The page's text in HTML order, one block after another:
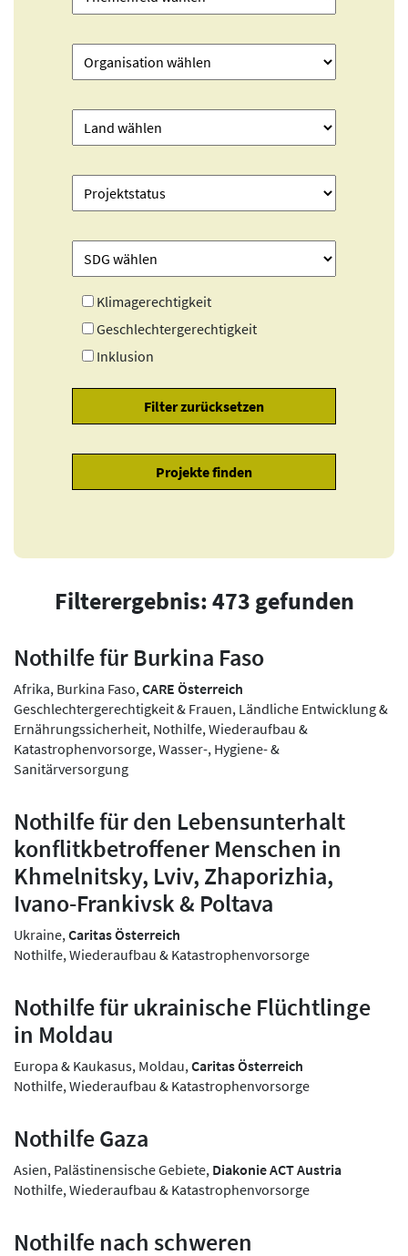
Klimagerechtigkeit
Geschlechtergerechtigkeit
Inklusion
Filterergebnis: 473 gefunden
Nothilfe für Burkina Faso
Afrika, Burkina Faso, CARE Österreich
Geschlechtergerechtigkeit & Frauen, Ländliche Entwicklung &
Ernährungssicherheit, Nothilfe, Wiederaufbau &
Katastrophenvorsorge, Wasser-, Hygiene- &
Sanitärversorgung
Nothilfe für den Lebensunterhalt
konflitkbetroffener Menschen in
Khmelnitsky, Lviv, Zhaporizhia,
Ivano-Frankivsk & Poltava
Ukraine, Caritas Österreich
Nothilfe, Wiederaufbau & Katastrophenvorsorge
Nothilfe für ukrainische Flüchtlinge
in Moldau
Europa & Kaukasus, Moldau, Caritas Österreich
Nothilfe, Wiederaufbau & Katastrophenvorsorge
Nothilfe Gaza
Asien, Palästinensische Gebiete, Diakonie ACT Austria
Nothilfe, Wiederaufbau & Katastrophenvorsorge
Nothilfe nach schweren